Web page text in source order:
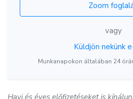
Zoom
vagy
Küldjön nekünk
Munkanapokon általában 24
Havi és éves előfizetéseket is